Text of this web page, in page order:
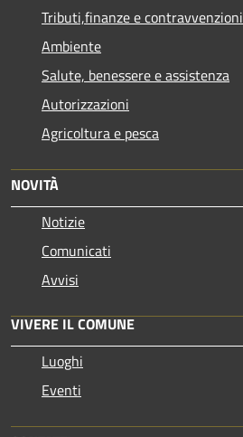
Tributi,finanze e contravvenzioni
Ambiente
Salute, benessere e assistenza
Autorizzazioni
Agricoltura e pesca
NOVITÀ
Notizie
Comunicati
Avvisi
VIVERE IL COMUNE
Luoghi
Eventi